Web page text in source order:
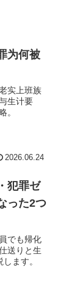
为何被
实上班族
生计要
。
2026.06.24
犯罪ゼ
った2つ
でも帰化
送りと生
ます。